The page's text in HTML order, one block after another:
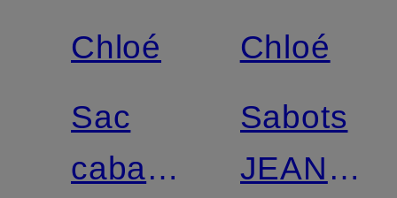
Chloé
Sac
cabas
Chloé
Sabots